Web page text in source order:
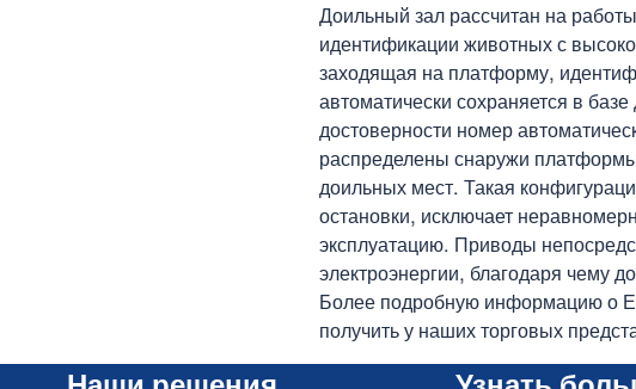
Доильный зал рассчитан на
идентификации животных с
заходящая на платформу,
автоматически сохраняется в
достоверности номер
распределены снаружи
доильных мест. Такая
остановки, исключает
эксплуатацию. Приводы
электроэнергии, благодаря чему
Более подробную информацию о
получить у наших торговых